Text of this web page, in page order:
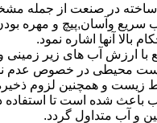
در صنعت از جمله
وآسان,پیچ و مهره بودن
بالا آنها اشاره نمود.
با ارزش آب های زیر زمینی
محیطی در خصوص عدم
زیست و همچنین لزوم
آب باعث شده است تا استفاده
و آب متداول گردد.